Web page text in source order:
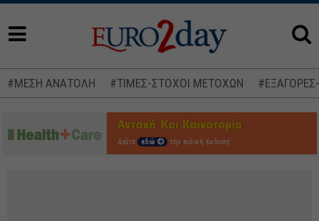
#ΜΕΣΗ ΑΝΑΤΟΛΗ #ΤΙΜΕΣ-ΣΤΟΧΟΙ ΜΕΤΟΧΩΝ
Δείτε εδώ την ειδική έκδοση